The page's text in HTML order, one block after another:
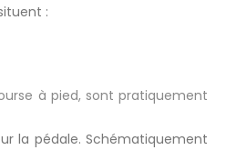
:
à pied, sont pratiquement
la pédale. Schématiquement